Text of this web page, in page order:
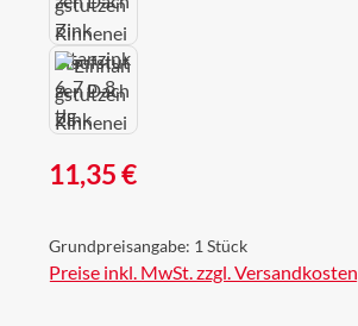
Regulärer Preis:
11,35 €
Grundpreisangabe: 1 Stück
Preise inkl. MwSt. zzgl. Versandkosten